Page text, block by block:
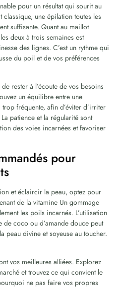
pour un résultat qui sourit au
une épilation toutes les
suffisante. Quant au maillot
deux à trois semaines est
des lignes. C’est un rythme qui
du poil et de vos préférences
rester à l’écoute de vos besoins
un équilibre entre une
fréquente, afin d’éviter d’irriter
patience et la régularité sont
des voies incarnées et favoriser
pour
et éclaircir la peau, optez pour
de la vitamine Un gommage
les poils incarnés. L’utilisation
de coco ou d’amande douce peut
peau divine et soyeuse au toucher.
vos meilleures alliées. Explorez
et trouvez ce qui convient le
ne pas faire vos propres